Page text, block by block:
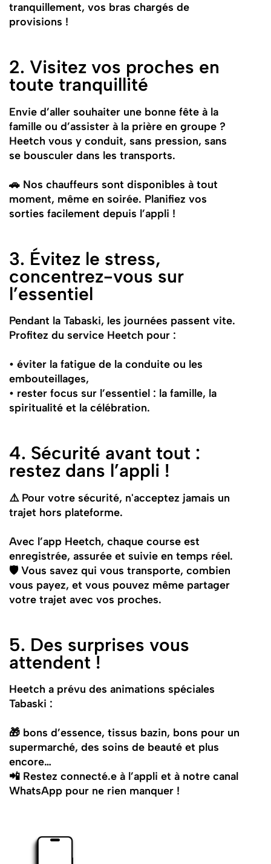
tranquillement, vos bras chargés de
provisions !
2. Visitez vos proches en
toute tranquillité
Envie d’aller souhaiter une bonne fête à la
famille ou d’assister à la prière en groupe ?
Heetch vous y conduit, sans pression, sans
se bousculer dans les transports.
🚗 Nos chauffeurs sont disponibles à tout
moment, même en soirée. Planifiez vos
sorties facilement depuis l’appli !
3. Évitez le stress,
concentrez-vous sur
l’essentiel
Pendant la Tabaski, les journées passent vite.
Profitez du service Heetch pour :
• éviter la fatigue de la conduite ou les
embouteillages,
• rester focus sur l’essentiel : la famille, la
spiritualité et la célébration.
4. Sécurité avant tout :
restez dans l’appli !
⚠️ Pour votre sécurité, n'acceptez jamais un
trajet hors plateforme.
Avec l’app Heetch, chaque course est
enregistrée, assurée et suivie en temps réel.
🛡 Vous savez qui vous transporte, combien
vous payez, et vous pouvez même partager
votre trajet avec vos proches.
5. Des surprises vous
attendent !
Heetch a prévu des animations spéciales
Tabaski :
🎁 bons d’essence, tissus bazin, bons pour un
supermarché, des soins de beauté et plus
encore…
📲 Restez connecté.e à l’appli et à notre canal
WhatsApp pour ne rien manquer !